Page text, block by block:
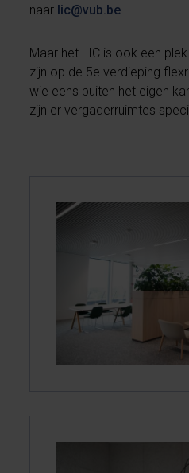
naar lic@vub.be
Maar het LIC is ook een
zijn op de 5e verdieping
wie eens buiten het eigen
zijn er vergaderruimtes